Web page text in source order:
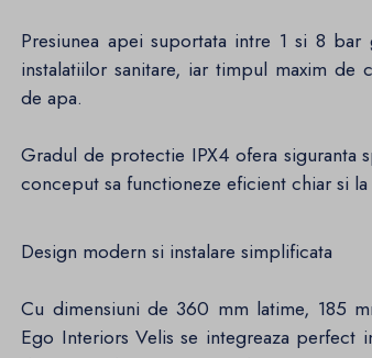
Presiunea apei suportata intre 1 si 8
instalatiilor sanitare, iar timpul maxim
de apa.
Gradul de protectie IPX4 ofera siguranta
conceput sa functioneze eficient chiar si
Design modern si instalare simplificata
Cu dimensiuni de 360 mm latime, 185
Ego Interiors Velis se integreaza